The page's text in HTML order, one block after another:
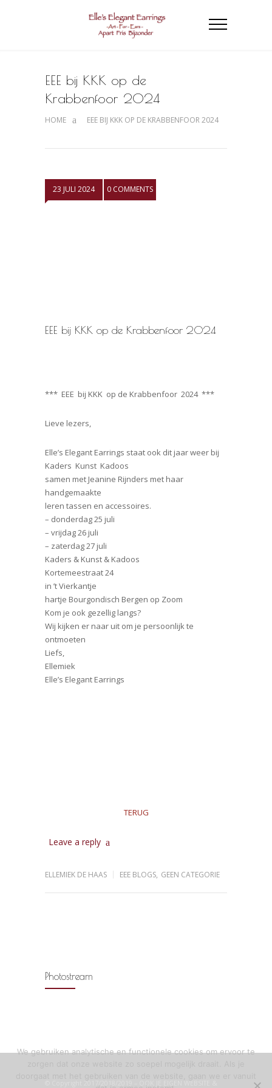
EEE bij KKK op de
Krabbenfoor 2024
HOME EEE BIJ KKK OP DE KRABBENFOOR 2024
23 JULI 2024 0 COMMENTS
EEE bij KKK op de Krabbenfoor 2024
*** EEE bij KKK op de Krabbenfoor 2024 ***
Lieve lezers,
Elle’s Elegant Earrings staat ook dit jaar weer bij
Kaders Kunst Kadoos
samen met Jeanine Rijnders met haar
handgemaakte
leren tassen en accessoires.
– donderdag 25 juli
– vrijdag 26 juli
– zaterdag 27 juli
Kaders & Kunst & Kadoos
Kortemeestraat 24
in ’t Vierkantje
hartje Bourgondisch Bergen op Zoom
Kom je ook gezellig langs?
Wij kijken er naar uit om je persoonlijk te
ontmoeten
Liefs,
Ellemiek
Elle’s Elegant Earrings
TERUG
Leave a reply
ELLEMIEK DE HAAS EEE BLOGS, GEEN CATEGORIE
Photostream
© Copyright 2017/2018/2019 – OOK JE EIGEN WEBSITE &
We gebruiken analytische en functionele cookies om ervoor te